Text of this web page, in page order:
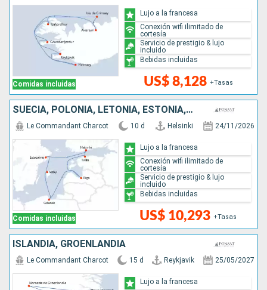
Comidas incluidas US$ 8,128 +Tasas
Lujo a la francesa
Conexión wifi ilimitado de
cortesía
Servicio de prestigio & lujo
incluido
Bebidas incluidas
SUECIA, POLONIA, LETONIA, ESTONIA, FINLANDIA
Comidas incluidas
Le Commandant Charcot 10 d Helsinki 24/11/2026
US$ 10,293 +Tasas
Lujo a la francesa
Conexión wifi ilimitado de
cortesía
Servicio de prestigio & lujo
incluido
Bebidas incluidas
ISLANDIA, GROENLANDIA
Le Commandant Charcot 15 d Reykjavik 25/05/2027
Lujo a la francesa